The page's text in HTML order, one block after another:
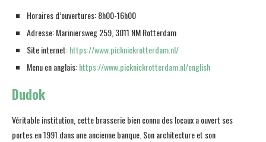
Horaires d’ouvertures: 8h00-16h00
Adresse: Mariniersweg 259, 3011 NM Rotterdam
Site internet:https://www.picknickrotterdam.nl/
Menu en anglais:https://www.picknickrotterdam.nl/english
Dudok
Véritable institution, cette brasserie bien connu des locaux a ouvert ses
portes en 1991 dans une ancienne banque. Son architecture et son